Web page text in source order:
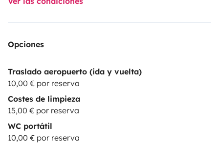
Opciones
Traslado aeropuerto (ida y vuelta)
10,00 € por reserva
Costes de limpieza
15,00 € por reserva
WC portátil
10,00 € por reserva